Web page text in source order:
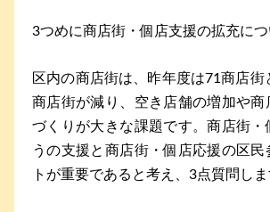
3つめに商店街・個店支援の拡充につ
区内の商店街は、昨年度は71商店街
商店街が減り、空き店舗の増加や商
づくりが大きな課題です。商店街・
うの支援と商店街・個店応援の区民
トが重要であると考え、3点質問しま